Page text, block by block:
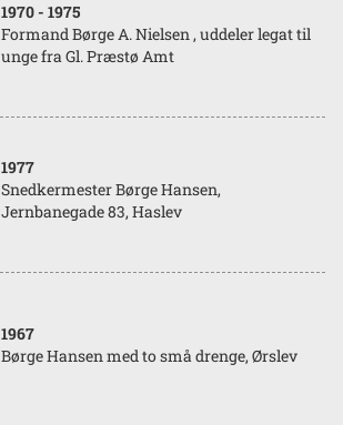
1970 - 1975
Formand Børge A. Nielsen , uddeler legat til
unge fra Gl. Præstø Amt
1977
Snedkermester Børge Hansen,
Jernbanegade 83, Haslev
1967
Børge Hansen med to små drenge, Ørslev